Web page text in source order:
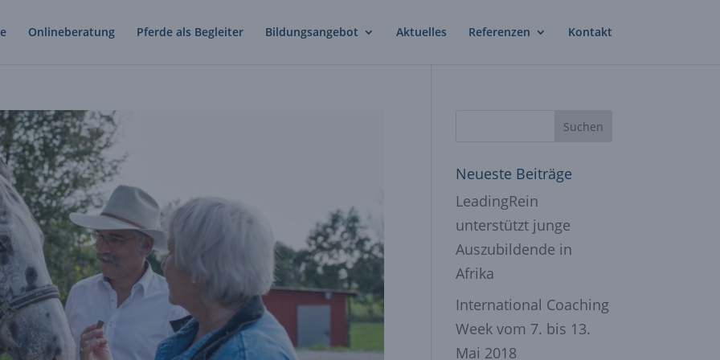
Onlineberatung Pferde als Begleiter Bildungsangebot Aktuelles Referenzen Kontakt
Neueste Beiträge
LeadingRein
unterstützt junge
Auszubildende in
Afrika
International Coaching
Week vom 7. bis 13.
Mai 2018